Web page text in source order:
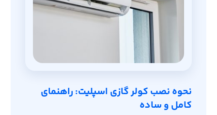
نحوه نصب کولر گازی اسپلیت: راهنمای
کامل و ساده